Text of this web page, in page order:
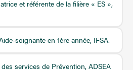
et référente de la filière « ES »,
soignante en 1ère année, IFSA.
services de Prévention, ADSEA